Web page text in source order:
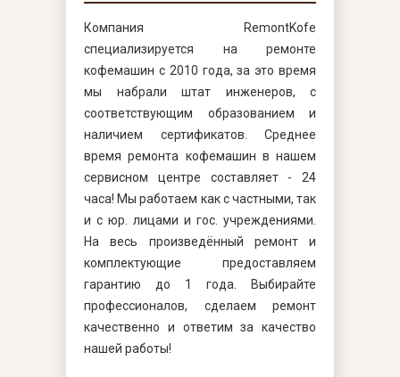
Компания RemontKofe
специализируется на ремонте
кофемашин с 2010 года, за это время
мы набрали штат инженеров, с
соответствующим образованием и
наличием сертификатов. Среднее
время ремонта кофемашин в нашем
сервисном центре составляет - 24
часа! Мы работаем как с частными, так
и с юр. лицами и гос. учреждениями.
На весь произведённый ремонт и
комплектующие предоставляем
гарантию до 1 года. Выбирайте
профессионалов, сделаем ремонт
качественно и ответим за качество
нашей работы!